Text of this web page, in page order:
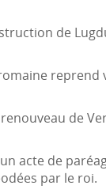
de
reprend
de
acte de
par le roi.